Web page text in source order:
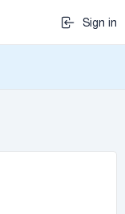
Sign in